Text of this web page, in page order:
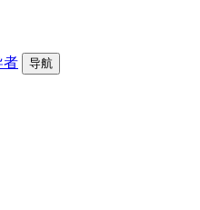
导航